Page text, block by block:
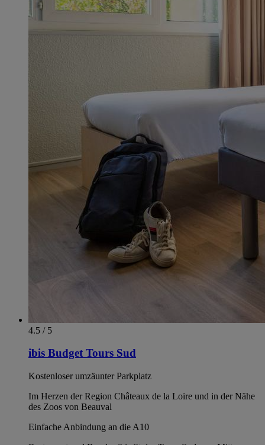
4.5 / 5
ibis Budget Tours Sud
Kostenloser umzäunter Parkplatz
Im Herzen der Region Châteaux de la Loire und in der Nähe
des Zoos von Beauval
Einfache Anbindung an die A10